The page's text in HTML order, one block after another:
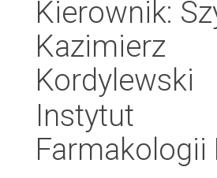
Kierownik:
Kazimierz
Kordylewski
Instytut
Farmakologii